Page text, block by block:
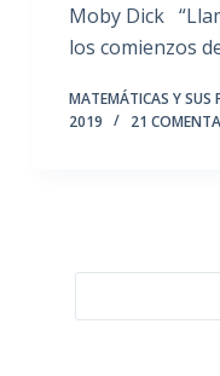
Moby Dick
los comienzos
MATEMÁTICAS Y SUS
2019
21